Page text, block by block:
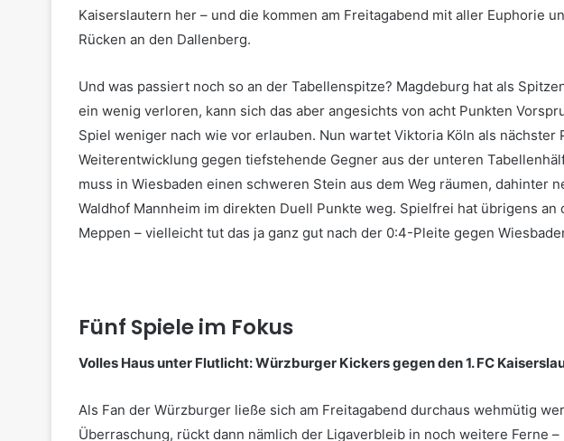
Kaiserslautern her – und die kommen am Freitagabend mit aller Euphorie
Rücken an den Dallenberg.
Und was passiert noch so an der Tabellenspitze? Magdeburg hat als
ein wenig verloren, kann sich das aber angesichts von acht Punkten
Spiel weniger nach wie vor erlauben. Nun wartet Viktoria Köln als nächster
Weiterentwicklung gegen tiefstehende Gegner aus der unteren
muss in Wiesbaden einen schweren Stein aus dem Weg räumen, dahinter
Waldhof Mannheim im direkten Duell Punkte weg. Spielfrei hat übrigens an
Meppen – vielleicht tut das ja ganz gut nach der 0:4-Pleite gegen
Fünf Spiele im Fokus
Volles Haus unter Flutlicht: Würzburger Kickers gegen den 1. FC
Als Fan der Würzburger ließe sich am Freitagabend durchaus wehmütig
Überraschung, rückt dann nämlich der Ligaverbleib in noch weitere Ferne